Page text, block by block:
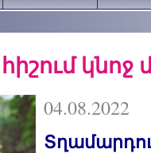
կնոջ
04.08.2022